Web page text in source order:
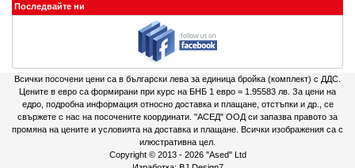
Последвайте ни
Всички посочени цени са в български лева за единица бройка (комплект) с ДДС.
Цените в евро са формирани при курс на БНБ 1 евро = 1.95583 лв. За цени на
едро, подробна информация относно доставка и плащане, отстъпки и др., се
свържете с нас на посочените координати. "АСЕД" ООД си запазва правото за
промяна на цените и условията на доставка и плащане. Всички изображения са с
илюстративна цел.
Copyright © 2013 - 2026 "Ased" Ltd